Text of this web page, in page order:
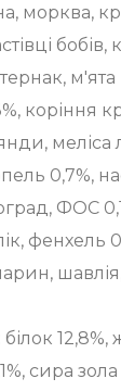
морква,
бобів,
коріння
меліса
0,7%,
ФОС
фенхель
12,8%,
сира зола